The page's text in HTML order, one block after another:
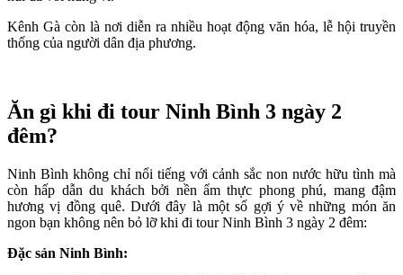
Kênh Gà còn là nơi diễn ra nhiều hoạt động văn hóa, lễ hội truyền
thống của người dân địa phương.
Ăn gì khi đi tour Ninh Bình 3 ngày 2
đêm?
Ninh Bình không chỉ nổi tiếng với cảnh sắc non nước hữu tình mà
còn hấp dẫn du khách bởi nền ẩm thực phong phú, mang đậm
hương vị đồng quê. Dưới đây là một số gợi ý về những món ăn
ngon bạn không nên bỏ lỡ khi đi tour Ninh Bình 3 ngày 2 đêm:
Đặc sản Ninh Bình: